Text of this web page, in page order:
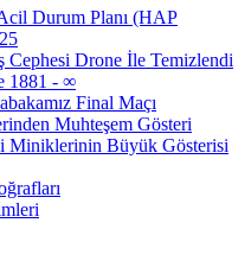
Durum Planı (HAP
Cephesi Drone İle Temizlendi
1881 - ∞
Final Maçı
Muhteşem Gösteri
Miniklerinin Büyük Gösterisi